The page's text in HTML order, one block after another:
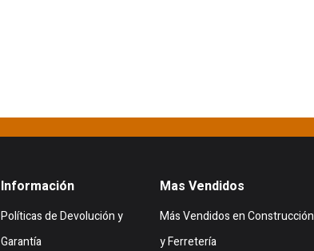
Información
Políticas de Devolución y
Garantía
Mas Vendidos
Más Vendidos en Construcción
y Ferretería